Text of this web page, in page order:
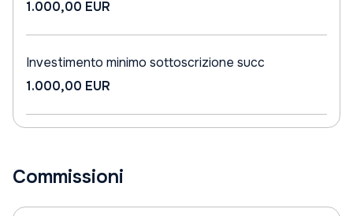
1.000,00 EUR
Investimento minimo sottoscrizione succ
1.000,00 EUR
Commissioni